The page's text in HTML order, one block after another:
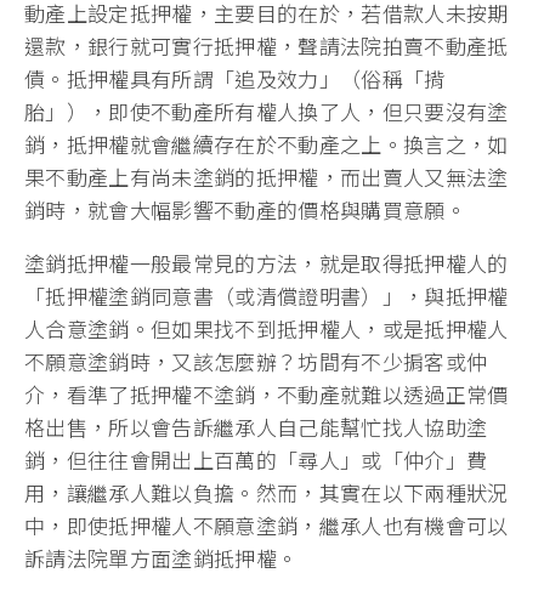
動產上設定抵押權，主要目的在於，若借款人未按期
還款，銀行就可實行抵押權，聲請法院拍賣不動產抵
債。抵押權具有所謂「追及效力」（俗稱「揹
胎」），即使不動產所有權人換了人，但只要沒有塗
銷，抵押權就會繼續存在於不動產之上。換言之，如
果不動產上有尚未塗銷的抵押權，而出賣人又無法塗
銷時，就會大幅影響不動產的價格與購買意願。
塗銷抵押權一般最常見的方法，就是取得抵押權人的
「抵押權塗銷同意書（或清償證明書）」，與抵押權
人合意塗銷。但如果找不到抵押權人，或是抵押權人
不願意塗銷時，又該怎麼辦？坊間有不少掮客或仲
介，看準了抵押權不塗銷，不動產就難以透過正常價
格出售，所以會告訴繼承人自己能幫忙找人協助塗
銷，但往往會開出上百萬的「尋人」或「仲介」費
用，讓繼承人難以負擔。然而，其實在以下兩種狀況
中，即使抵押權人不願意塗銷，繼承人也有機會可以
訴請法院單方面塗銷抵押權。